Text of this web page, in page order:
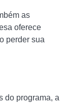
as
oferece
perder sua
do programa, a